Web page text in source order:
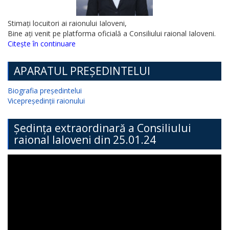
Stimați locuitori ai raionului Ialoveni,
Bine ați venit pe platforma oficială a Consiliului raional Ialoveni.
Citește în continuare
APARATUL PREȘEDINTELUI
Biografia președintelui
Vicepreședinții raionului
Ședința extraordinară a Consiliului
raional Ialoveni din 25.01.24